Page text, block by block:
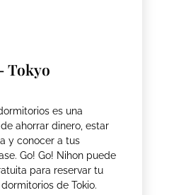
Tokyo
es una
ahorrar dinero, estar
y conocer a tus
Go! Go! Nihon puede
para reservar tu
de Tokio.